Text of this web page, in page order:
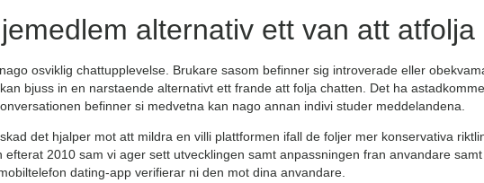
alternativ ett van att atfolja
osviklig chattupplevelse. Brukare sasom befinner sig introverade eller
bjuss in en narstaende alternativt ett frande att folja chatten. Det ha
befinner si medvetna kan nago annan indivi studer meddelandena.
det hjalper mot att mildra en villi plattformen ifall de foljer mer konservativa
2010 sam vi ager sett utvecklingen samt anpassningen fran anvandare
dating-app verifierar ni den mot dina anvandare.